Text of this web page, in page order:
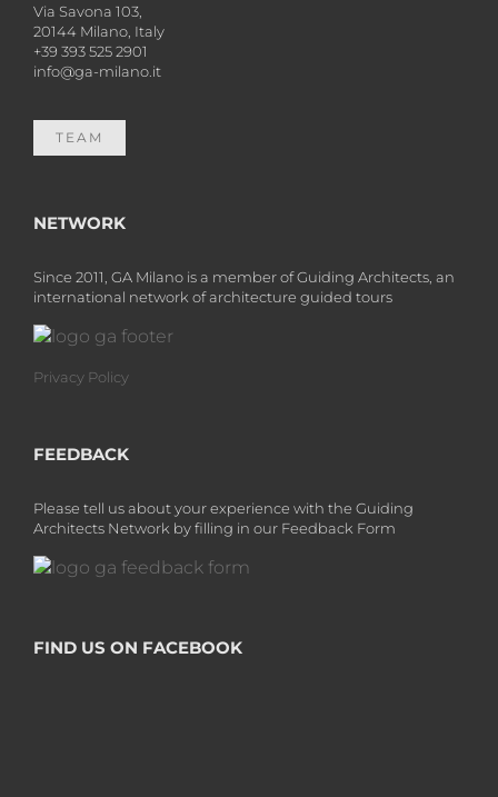
Via Savona 103,
20144 Milano, Italy
+39 393 525 2901
info@ga-milano.it
TEAM
NETWORK
Since 2011, GA Milano is a member of Guiding Architects, an
international network of architecture guided tours
Privacy Policy
FEEDBACK
Please tell us about your experience with the Guiding
Architects Network by filling in our Feedback Form
FIND US ON FACEBOOK